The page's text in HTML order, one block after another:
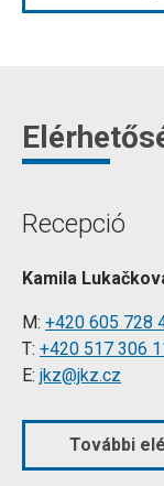
Recepció
Kamila
M: +420 605 728
T: +420 517 306
E: jkz@jkz.cz
További